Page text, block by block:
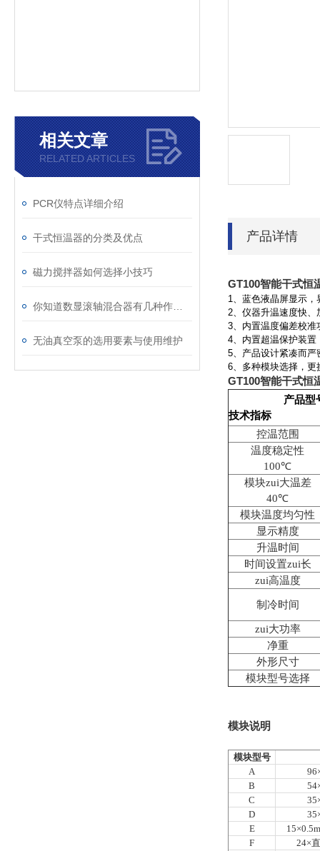
相关文章
RELATED ARTICLES
PCR仪特点详细介绍
干式恒温器的分类及优点
磁力搅拌器如何选择小技巧
无油真空泵的选用要素与使用维护
产品详情
GT100智能干式恒
1、蓝色液晶屏显示
2、仪器升温速度快
3、内置温度偏差校
4、内置超温保护装
5、产品设计紧凑而严
6、多种模块选择，
GT100智能干式恒
产品型
技术指标
控温范围
温度稳定性
100℃
模块zui大温差
40℃
模块温度均匀性
显示精度
升温时间
时间设置zui长
zui高温度
制冷时间
zui大功率
净重
外形尺寸
模块型号选择
模块说明
模块型号
A
96
B
54
C
35
D
35
E
15×
F
24×